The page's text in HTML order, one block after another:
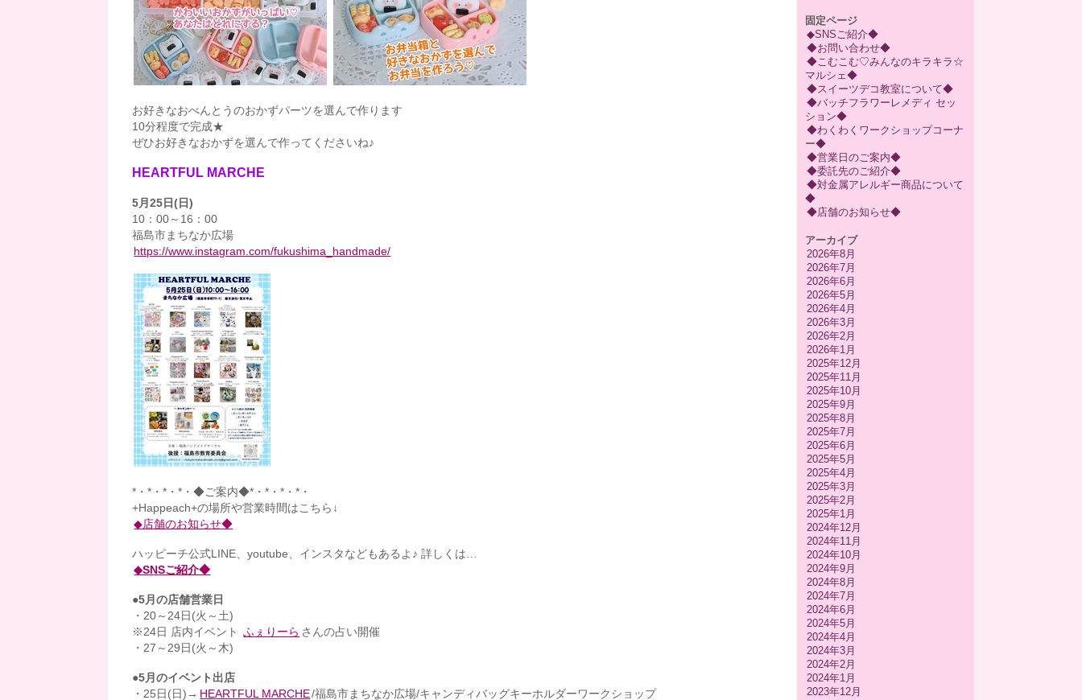
固定ページ
◆SNSご紹介◆
◆お問い合わせ◆
◆こむこむ♡みんなのキラキラ☆
マルシェ◆
◆スイーツデコ教室について◆
◆バッチフラワーレメディ セッ
ション◆
◆わくわくワークショップコーナ
ー◆
◆営業日のご案内◆
◆委託先のご紹介◆
◆対金属アレルギー商品について
◆
◆店舗のお知らせ◆
アーカイブ
2026年8月
2026年7月
2026年6月
2026年5月
2026年4月
2026年3月
2026年2月
2026年1月
2025年12月
2025年11月
2025年10月
2025年9月
2025年8月
2025年7月
2025年6月
2025年5月
2025年4月
2025年3月
2025年2月
2025年1月
2024年12月
2024年11月
2024年10月
2024年9月
2024年8月
2024年7月
2024年6月
2024年5月
2024年4月
2024年3月
2024年2月
2024年1月
2023年12月
お好きなおべんとうのおかずパーツを選んで作ります
10分程度で完成★
ぜひお好きなおかずを選んで作ってくださいね♪
HEARTFUL MARCHE
5月25日(日)
10：00～16：00
福島市まちなか広場
https://www.instagram.com/fukushima_handmade/
*・*・*・*・◆ご案内◆*・*・*・*・
+Happeach+の場所や営業時間はこちら↓
◆店舗のお知らせ◆
ハッピーチ公式LINE、youtube、インスタなどもあるよ♪ 詳しくは…
◆SNSご紹介◆
●5月の店舗営業日
・20～24日(火～土)
※24日 店内イベント
ふぇりーら さんの占い開催
・27～29日(火～木)
●5月のイベント出店
・25日(日)→ HEARTFUL MARCHE/福島市まちなか広場/キャンディバッグキーホルダーワークショップ